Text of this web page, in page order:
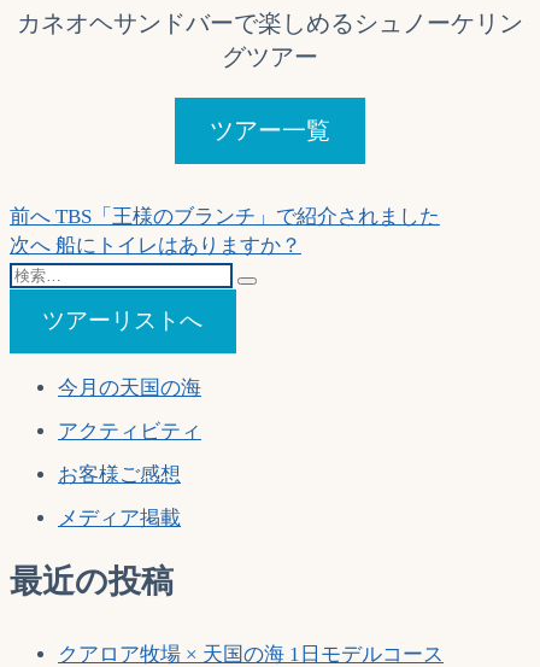
カネオヘサンドバーで楽しめるシュノーケリン
グツアー
ツアー一覧
投
稿
ビ
ゲ
ー
シ
ョ
前へ 過
去
の
稿:
TBS「王様のブランチ」で紹介されました
次へ 次
の
稿:
船にトイレはありますか？
検
ツアーリストへ
今月の天国の海
アクティビティ
お客様ご感想
メディア掲載
最近の投稿
クアロア牧場 × 天国の海 1日モデルコース